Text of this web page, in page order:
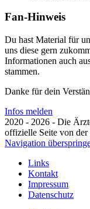
Fan-Hinweis
Du hast Material für
uns diese gern
Informationen auch
stammen.
Danke für dein
Infos melden
2020 - 2026 - Die
offizielle Seite von
Navigation
Links
Kontakt
Impressum
Datenschutz